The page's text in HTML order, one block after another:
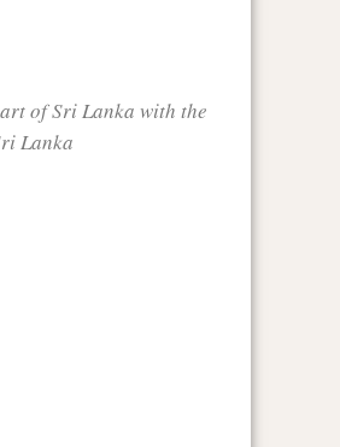
of Sri Lanka with the
Lanka